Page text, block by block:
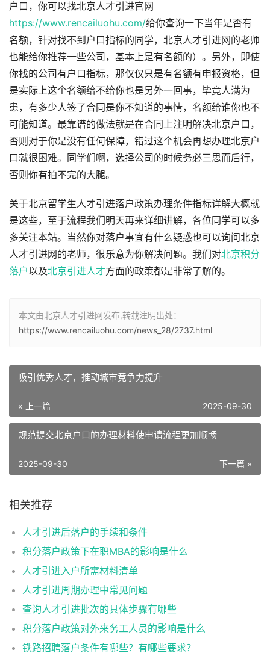
户口，你可以找北京人才引进官网
https://www.rencailuohu.com/给你查询一下当年是否有
名额，针对找不到户口指标的同学，北京人才引进网的老师
也能给你推荐一些公司，基本上是有名额的）。另外，即使
你找的公司有户口指标，那仅仅只是有名额有申报资格，但
是实际上这个名额给不给你也是另外一回事，毕竟人满为
患，有多少人签了合同是你不知道的事情，名额给谁你也不
可能知道。最靠谱的做法就是在合同上注明解决北京户口，
否则对于你是没有任何保障，错过这个机会再想办理北京户
口就很困难。同学们啊，选择公司的时候务必三思而后行，
否则你有拍不完的大腿。
关于北京留学生人才引进落户政策办理条件指标详解大概就
是这些，至于流程我们明天再来详细讲解，各位同学可以多
多关注本站。当然你对落户事宜有什么疑惑也可以询问北京
人才引进网的老师，很乐意为你解决问题。我们对北京积分
落户以及北京引进人才方面的政策都是非常了解的。
本文由北京人才引进网发布,转载注明出处：
https://www.rencailuohu.com/news_28/2737.html
吸引优秀人才，推动城市竞争力提升
« 上一篇 2025-09-30
规范提交北京户口的办理材料使申请流程更加顺畅
下一篇 »
2025-09-30
相关推荐
人才引进后落户的手续和条件
积分落户政策下在职MBA的影响是什么
人才引进入户所需材料清单
人才引进周期办理中常见问题
查询人才引进批次的具体步骤有哪些
积分落户政策对外来务工人员的影响是什么
铁路招聘落户条件有哪些？有哪些要求？